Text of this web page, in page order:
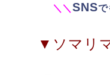
＼ ＼SNSで
▼ソマリ